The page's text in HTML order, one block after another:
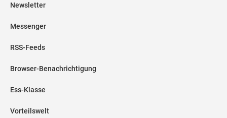
Newsletter
Messenger
RSS-Feeds
Browser-Benachrichtigung
Ess-Klasse
Vorteilswelt